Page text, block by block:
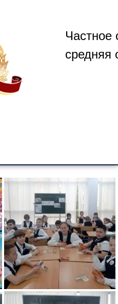
Частное
средняя